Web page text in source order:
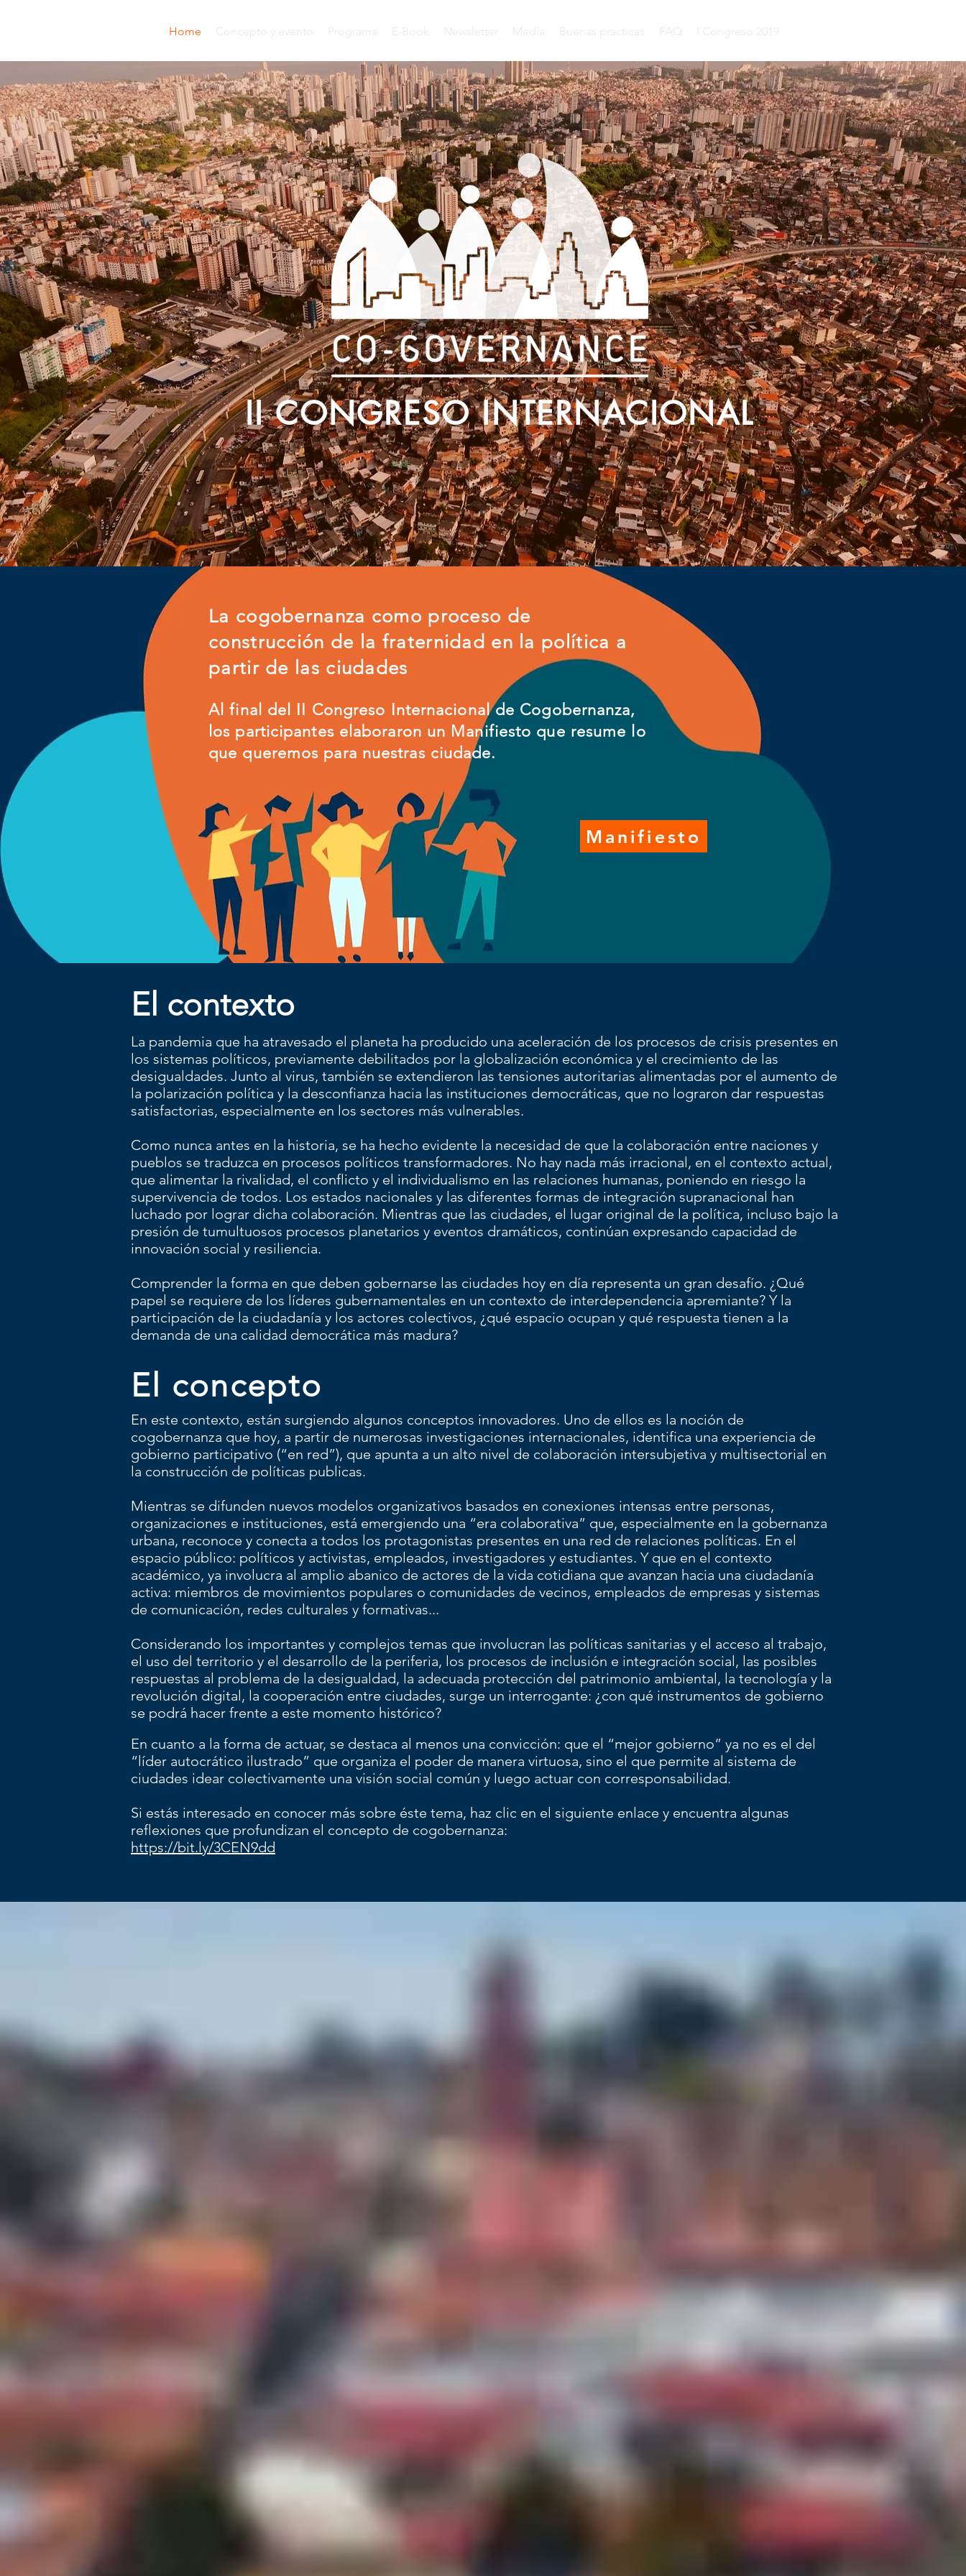
Home
II CONGRESO INTERNACIONAL
La cogobernanza como proceso de
construcción de la fraternidad en la política a
partir de las ciudades
Al final del II Congreso Internacional de Cogobernanza,
los participantes elaboraron un Manifiesto que resume lo
que queremos para nuestras ciudade.
Manifiesto
El contexto
La pandemia que ha atravesado el planeta ha producido una aceleración de los procesos de crisis presentes en
los sistemas políticos, previamente debilitados por la globalización económica y el crecimiento de las
desigualdades. Junto al virus, también se extendieron las tensiones autoritarias alimentadas por el aumento de
la polarización política y la desconfianza hacia las instituciones democráticas, que no lograron dar respuestas
satisfactorias, especialmente en los sectores más vulnerables.
Como nunca antes en la historia, se ha hecho evidente la necesidad de que la colaboración entre naciones y
pueblos se traduzca en procesos políticos transformadores. No hay nada más irracional, en el contexto actual,
que alimentar la rivalidad, el conflicto y el individualismo en las relaciones humanas, poniendo en riesgo la
supervivencia de todos. Los estados nacionales y las diferentes formas de integración supranacional han
luchado por lograr dicha colaboración. Mientras que las ciudades, el lugar original de la política, incluso bajo la
presión de tumultuosos procesos planetarios y eventos dramáticos, continúan expresando capacidad de
innovación social y resiliencia.
Comprender la forma en que deben gobernarse las ciudades hoy en día representa un gran desafío. ¿Qué
papel se requiere de los líderes gubernamentales en un contexto de interdependencia apremiante? Y la
participación de la ciudadanía y los actores colectivos, ¿qué espacio ocupan y qué respuesta tienen a la
demanda de una calidad democrática más madura?
El concepto
En este contexto, están surgiendo algunos conceptos innovadores. Uno de ellos es la noción de
cogobernanza que hoy, a partir de numerosas investigaciones internacionales, identifica una experiencia de
gobierno participativo (“en red”), que apunta a un alto nivel de colaboración intersubjetiva y multisectorial en
la construcción de políticas publicas.
Mientras se difunden nuevos modelos organizativos basados ​​en conexiones intensas entre personas,
organizaciones e instituciones, está emergiendo una “era colaborativa” que, especialmente en la gobernanza
urbana, reconoce y conecta a todos los protagonistas presentes en una red de relaciones políticas. En el
espacio público: políticos y activistas, empleados, investigadores y estudiantes. Y que en el contexto
académico, ya involucra al amplio abanico de actores de la vida cotidiana que avanzan hacia una ciudadanía
activa: miembros de movimientos populares o comunidades de vecinos, empleados de empresas y sistemas
de comunicación, redes culturales y formativas...
Considerando los importantes y complejos temas que involucran las políticas sanitarias y el acceso al trabajo,
el uso del territorio y el desarrollo de la periferia, los procesos de inclusión e integración social, las posibles
respuestas al problema de la desigualdad, la adecuada protección del patrimonio ambiental, la tecnología y la
revolución digital, la cooperación entre ciudades, surge un interrogante: ¿con qué instrumentos de gobierno
se podrá hacer frente a este momento histórico?
En cuanto a la forma de actuar, se destaca al menos una convicción: que el “mejor gobierno” ya no es el del
“líder autocrático ilustrado” que organiza el poder de manera virtuosa, sino el que permite al sistema de
ciudades idear colectivamente una visión social común y luego actuar con corresponsabilidad.
Si estás interesado en conocer más sobre éste tema, haz clic en el siguiente enlace y encuentra algunas
reflexiones que profundizan el concepto de cogobernanza:
https://bit.ly/3CEN9dd